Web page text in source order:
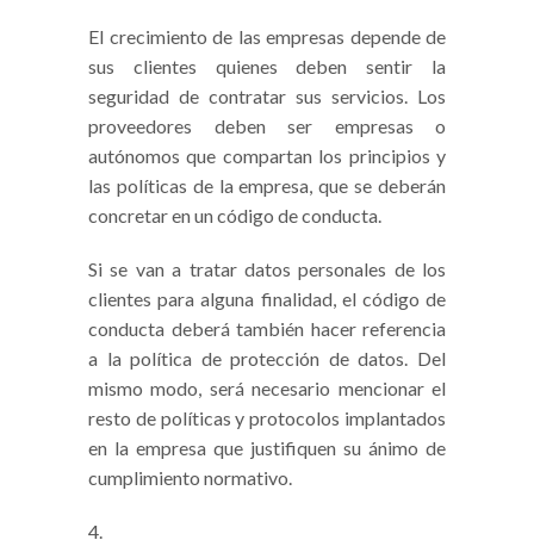
El crecimiento de las empresas depende de
sus clientes quienes deben sentir la
seguridad de contratar sus servicios. Los
proveedores deben ser empresas o
autónomos que compartan los principios y
las políticas de la empresa, que se deberán
concretar en un código de conducta.
Si se van a tratar datos personales de los
clientes para alguna finalidad, el código de
conducta deberá también hacer referencia
a la política de protección de datos. Del
mismo modo, será necesario mencionar el
resto de políticas y protocolos implantados
en la empresa que justifiquen su ánimo de
cumplimiento normativo.